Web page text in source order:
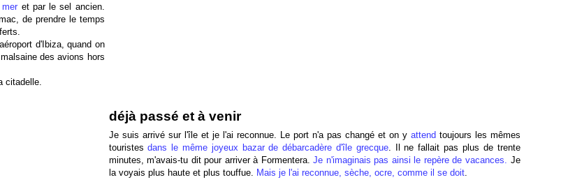
et par le sel ancien.
de prendre le temps
d'Ibiza, quand on
des avions hors
citadelle.
déjà passé et à venir
Je suis arrivé sur l'île et je l'ai reconnue. Le port n'a pas changé et on y attend toujours les mêmes
touristesdans le même joyeux bazar de débarcadère d'île grecque. Il ne fallait pas plus de trente
minutes, m'avais-tu dit pour arriver à Formentera.Je n'imaginais pas ainsi le repère de vacances. Je
la voyais plus haute et plus touffue. Mais je l'ai reconnue, sèche, ocre, comme il se doit.